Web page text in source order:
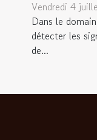
relevage ?
Vendredi 4
Dans le
détecter les
de...